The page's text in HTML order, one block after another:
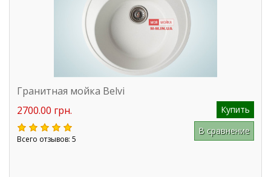
Гранитная мойка Belvi
2700.00 грн.
Купить
Всего отзывов: 5
В сравнение